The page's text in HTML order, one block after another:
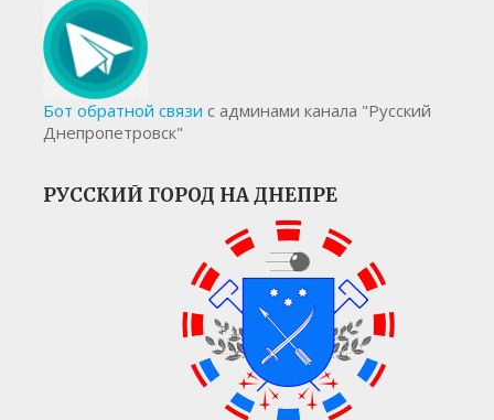
Бот обратной связи с админами канала "Русский
Днепропетровск"
РУССКИЙ ГОРОД НА ДНЕПРЕ